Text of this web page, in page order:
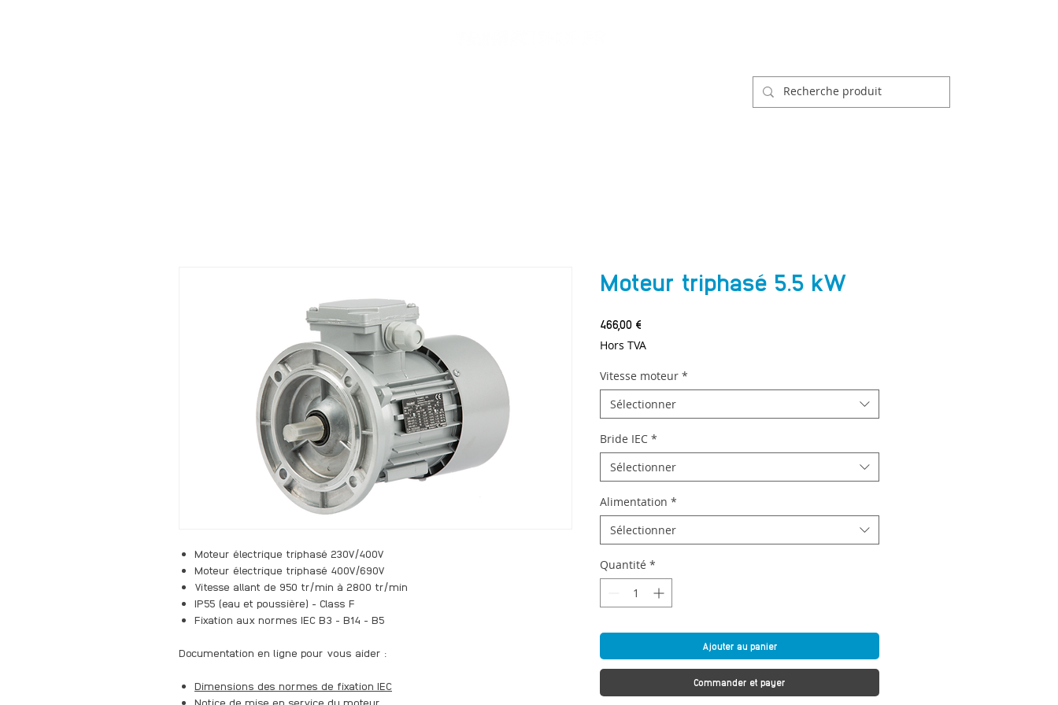
Moteur électrique triphasé 230V/400V
Moteur électrique triphasé 400V/690V
Vitesse allant de 950 tr/min à 2800 tr/min
IP55 (eau et poussière) - Class F
Fixation aux normes IEC B3 - B14 - B5
Documentation en ligne pour vous aider :
Dimensions des normes de fixation IEC
Notice de mise en service du moteur
Moteur triphasé 5.5 kW
466,00 €
Hors TVA
Vitesse moteur *
Sélectionner
Bride IEC *
Sélectionner
Alimentation *
Sélectionner
Quantité *
Ajouter au panier
Commander et payer